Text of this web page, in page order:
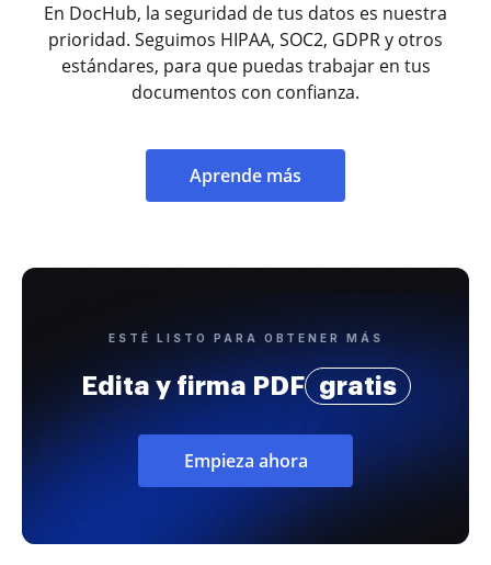
En DocHub, la seguridad de tus datos es nuestra
prioridad. Seguimos HIPAA, SOC2, GDPR y otros
estándares, para que puedas trabajar en tus
documentos con confianza.
Aprende más
ESTÉ LISTO PARA OBTENER MÁS
Edita y firma PDF gratis
Empieza ahora